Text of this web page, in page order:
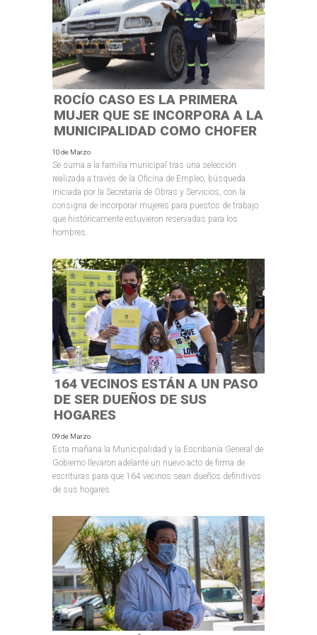
ROCÍO CASO ES LA PRIMERA
MUJER QUE SE INCORPORA A LA
MUNICIPALIDAD COMO CHOFER
10 de Marzo
Se suma a la familia municipal tras una selección
realizada a través de la Oficina de Empleo, búsqueda
iniciada por la Secretaría de Obras y Servicios, con la
consigna de incorporar mujeres para puestos de trabajo
que históricamente estuvieron reservadas para los
hombres.
164 VECINOS ESTÁN A UN PASO
DE SER DUEÑOS DE SUS
HOGARES
09 de Marzo
Esta mañana la Municipalidad y la Escribanía General de
Gobierno llevaron adelante un nuevo acto de firma de
escrituras para que 164 vecinos sean dueños definitivos
de sus hogares.